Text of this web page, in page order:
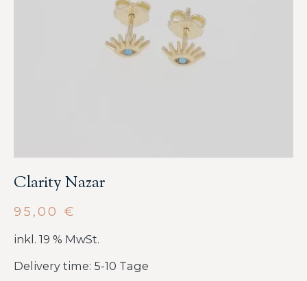
Clarity Nazar
95,00 €
inkl. 19 % MwSt.
Delivery time: 5-10 Tage